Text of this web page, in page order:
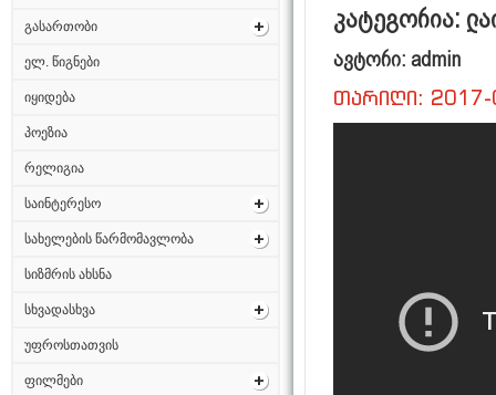
გასართობი
ელ. წიგნები
იყიდება
პოეზია
რელიგია
საინტერესო
სახელების წარმომავლობა
სიზმრის ახსნა
სხვადასხვა
უფროსთათვის
ფილმები
კატეგორია:
ავტორი: admin
თარიღი: